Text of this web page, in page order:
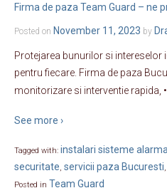
Firma de paza Team Guard – ne
Posted on November 11, 2023 by
Protejarea bunurilor si
pentru fiecare. Firma de paza
monitorizare si interventie
See more ›
Tagged with: instalari sisteme alarma
securitate, servicii paza Bucuresti,
Posted in Team Guard